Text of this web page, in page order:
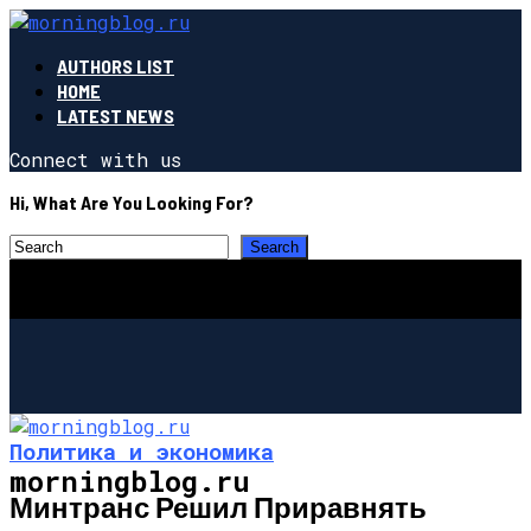
AUTHORS LIST
HOME
LATEST NEWS
Connect with us
Hi, What Are You Looking For?
morningblog.ru
Политика и экономика
Минтранс Решил Приравнять